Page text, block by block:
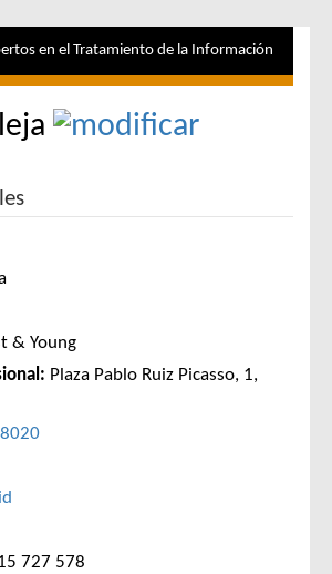
en el Tratamiento de la Información
& Young
Plaza Pablo Ruiz Picasso, 1,
727 578